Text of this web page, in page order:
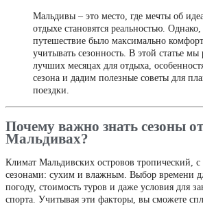
Мальдивы – это место, где мечты об
отдыхе становятся реальностью.
путешествие было максимально
учитывать сезонность. В этой статье мы
лучших месяцах для отдыха,
сезона и дадим полезные советы для
поездки.
Почему важно знать сезоны
Мальдивах?
Климат Мальдивских островов тропический,
сезонами: сухим и влажным. Выбор времени
погоду, стоимость туров и даже условия для
спорта. Учитывая эти факторы, вы сможете